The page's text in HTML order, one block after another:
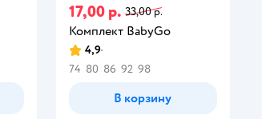
17,00 р. 33,00 р.
Комплект BabyGo
4,9
74 80 86 92 98
В корзину